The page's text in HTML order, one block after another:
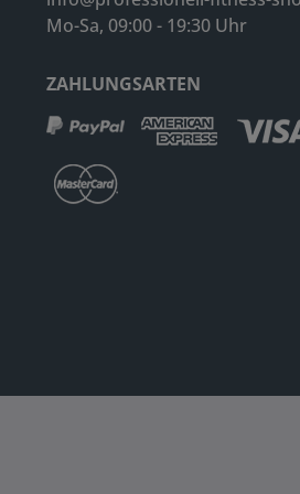
Mo-Sa, 09:00 - 19:30 Uhr
ZAHLUNGSARTEN